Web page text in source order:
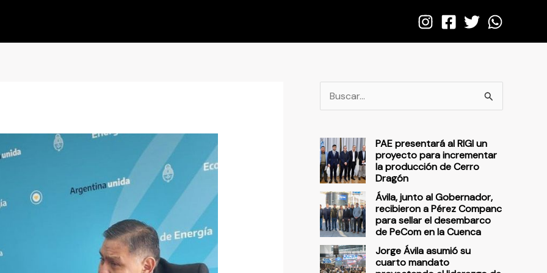
u
c
a
p
o
r
:
PAE presentará al RIGI un
proyecto para incrementar
la producción de Cerro
Dragón
Ávila, junto al Gobernador,
recibieron a Pérez Companc
para sellar el desembarco
de PeCom en la Cuenca
Jorge Ávila asumió su
cuarto mandato